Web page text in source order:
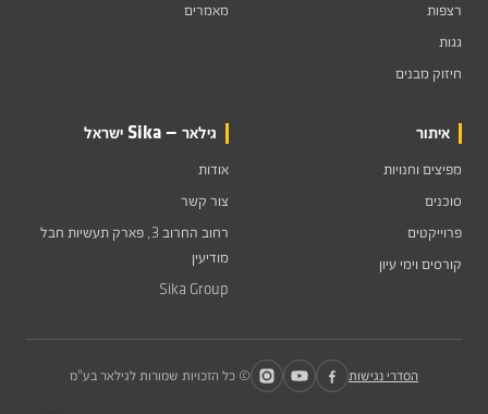
רצפות
גגות
חיזוק מבנים
מאמרים
איתור
מפיצים וחנויות
סוכנים
פרוייקטים
קורסים וימי עיון
גילאר — Sika ישראל
אודות
צור קשר
רחוב החרוב 3, פארק תעשיות חבל
מודיעין
Sika Group
הסדרי נגישות © כל הזכויות שמורות לגילאר בע"מ